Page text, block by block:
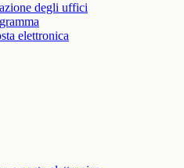
degli uffici
elettronica